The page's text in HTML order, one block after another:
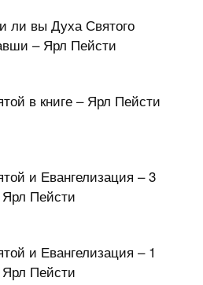
ли вы Духа Святого
– Ярл Пейсти
в книге – Ярл Пейсти
и Евангелизация – 3
Ярл Пейсти
и Евангелизация – 1
Ярл Пейсти